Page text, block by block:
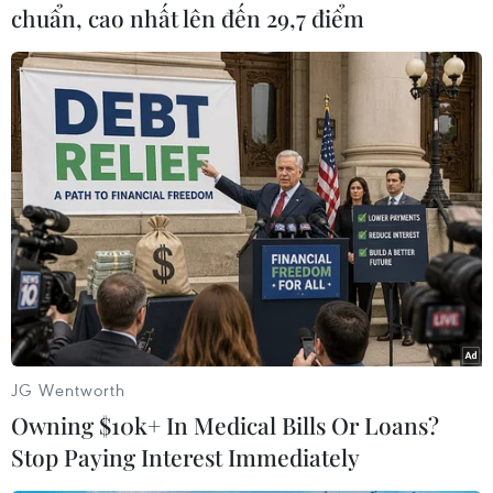
Ông Alexandre de Juniac cũng cảnh báo việc chi
phí nhiên liệu cho các hãng hàng không thấp
nhờ giá dầu mỏ ở mức thấp cho các hãng hàng
không trong năm nay, dự kiến sẽ “biến mất”
vào năm 2021. Đồng thời ông nhận định khoảng
1,3 triệu việc làm trong ngành hàng không đang
gặp rủi ro và tiềm ẩn tác động xấu tới hàng triệu
người lao động khác./.
(TTXVN/Vietnam+)
chuẩn, cao nhất lên đến 29,7 điểm
JG Wentworth
Owning $10k+ In Medical Bills Or Loans?
Stop Paying Interest Immediately